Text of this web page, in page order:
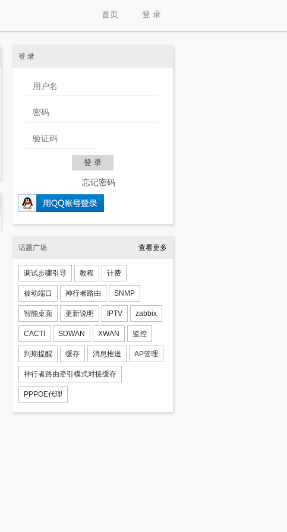
登 录
首页
登 录
忘记密码
话题广场 查看更多
调试步骤引导 教程 计费
被动端口 神行者路由 SNMP
智能桌面 更新说明 IPTV zabbix
CACTI SDWAN XWAN 监控
到期提醒 缓存 消息推送 AP管理
神行者路由牵引模式对接缓存
PPPOE代理